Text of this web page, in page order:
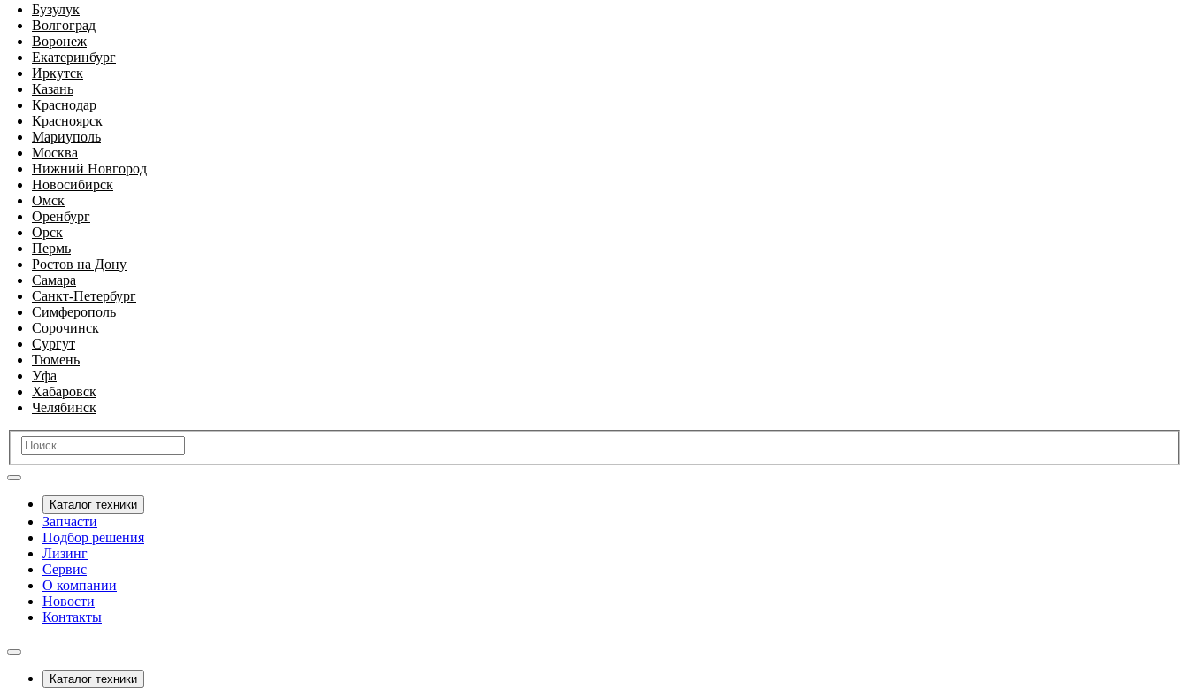
Бузулук
Волгоград
Воронеж
Екатеринбург
Иркутск
Казань
Краснодар
Красноярск
Мариуполь
Москва
Нижний Новгород
Новосибирск
Омск
Оренбург
Орск
Пермь
Ростов на Дону
Самара
Санкт-Петербург
Симферополь
Сорочинск
Сургут
Тюмень
Уфа
Хабаровск
Челябинск
Каталог техники
Запчасти
Подбор решения
Лизинг
Сервис
О компании
Новости
Контакты
Каталог техники